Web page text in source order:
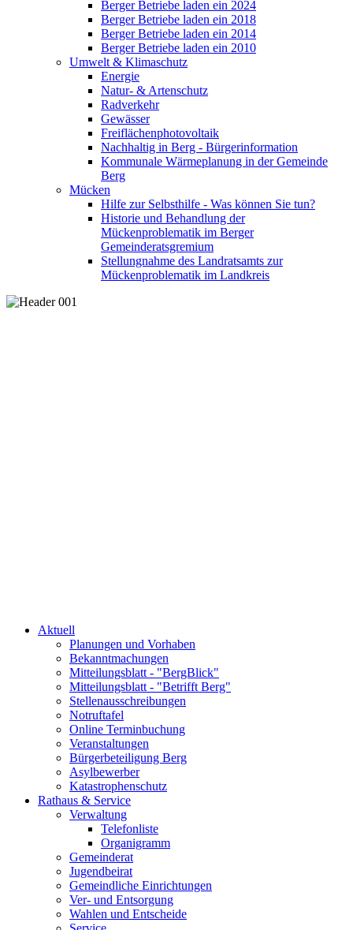
Berger Betriebe laden ein 2024
Berger Betriebe laden ein 2018
Berger Betriebe laden ein 2014
Berger Betriebe laden ein 2010
Umwelt & Klimaschutz
Energie
Natur- & Artenschutz
Radverkehr
Gewässer
Freiflächenphotovoltaik
Nachhaltig in Berg - Bürgerinformation
Kommunale Wärmeplanung in der Gemeinde
Berg
Mücken
Hilfe zur Selbsthilfe - Was können Sie tun?
Historie und Behandlung der
Mückenproblematik im Berger
Gemeinderatsgremium
Stellungnahme des Landratsamts zur
Mückenproblematik im Landkreis
Aktuell
Planungen und Vorhaben
Bekanntmachungen
Mitteilungsblatt - "BergBlick"
Mitteilungsblatt - "Betrifft Berg"
Stellenausschreibungen
Notruftafel
Online Terminbuchung
Veranstaltungen
Bürgerbeteiligung Berg
Asylbewerber
Katastrophenschutz
Rathaus & Service
Verwaltung
Telefonliste
Organigramm
Gemeinderat
Jugendbeirat
Gemeindliche Einrichtungen
Ver- und Entsorgung
Wahlen und Entscheide